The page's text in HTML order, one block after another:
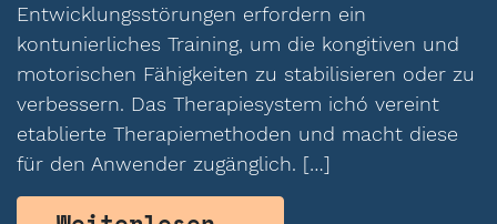
Entwicklungsstörungen erfordern ein
kontunierliches Training, um die kongitiven und
motorischen Fähigkeiten zu stabilisieren oder zu
verbessern. Das Therapiesystem ichó vereint
etablierte Therapiemethoden und macht diese
für den Anwender zugänglich. […]